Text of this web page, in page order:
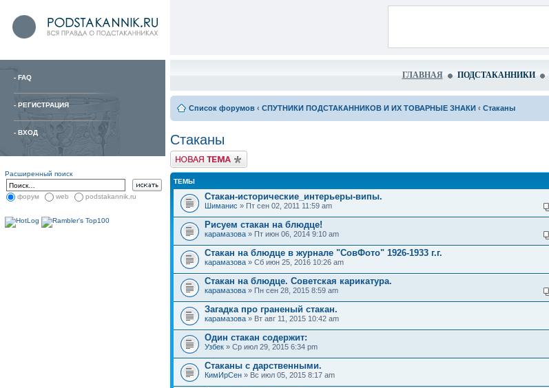
- FAQ
- РЕГИСТРАЦИЯ
- ВХОД
Расширенный поиск
форум web podstakannik.ru
ГЛАВНАЯ ПОДСТАКАННИКИ
Список форумов ‹ СПУТНИКИ ПОДСТАКАННИКОВ И ИХ ТОВАРНЫЕ ЗНАКИ ‹ Стаканы
Стаканы
ТЕМЫ
Стакан-исторические_интерьеры-випы.
Шиманис » Пт сен 02, 2011 11:59 am
Рисуем стакан на блюдце!
карамазова » Пт июн 06, 2014 9:10 am
Стакан на блюдце в журнале "СовФото" 1926-1933 г.г.
карамазова » Сб июн 25, 2016 10:26 am
Стакан на блюдце. Советская карикатура.
карамазова » Пн сен 28, 2015 8:59 am
Загадка про граненый стакан.
карамазова » Вт авг 11, 2015 10:42 am
Один стакан содержит:
Узбек » Ср июл 29, 2015 6:34 pm
Стаканы с дарственными.
КимИрСен » Вс июл 05, 2015 8:17 am